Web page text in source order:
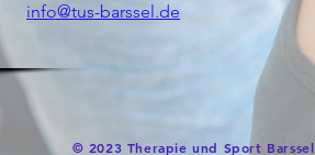
info@tus-barssel.de
© 2023 Therapie und Sport Barssel